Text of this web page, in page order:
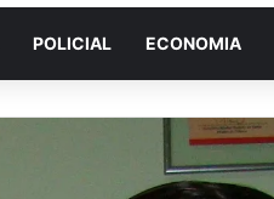
POLICIAL ECONOMIA